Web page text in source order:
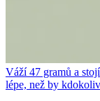
Váží 47 gramů a
lépe, než by